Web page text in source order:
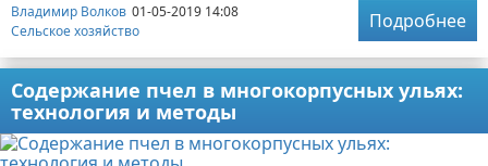
Владимир Волков 01-05-2019 14:08
Сельское хозяйство
Подробнее
Содержание пчел в многокорпусных ульях:
технология и методы